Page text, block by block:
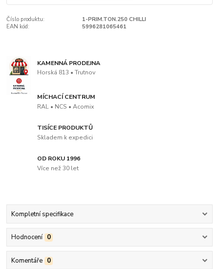
Číslo produktu:
1-PRIM.TON.250 CHILLI
EAN kód:
5996281065461
KAMENNÁ PRODEJNA
Horská 813 • Trutnov
MÍCHACÍ CENTRUM
RAL • NCS • Acomix
TISÍCE PRODUKTŮ
Skladem k expedici
OD ROKU 1996
Více než 30 let
Kompletní specifikace
Hodnocení 0
Komentáře 0